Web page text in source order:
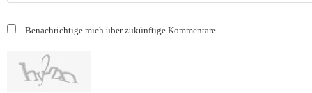
Benachrichtige mich über zukünftige Kommentare